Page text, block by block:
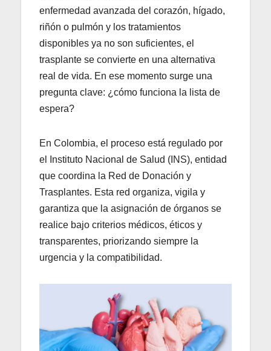
enfermedad avanzada del corazón, hígado,
riñón o pulmón y los tratamientos
disponibles ya no son suficientes, el
trasplante se convierte en una alternativa
real de vida. En ese momento surge una
pregunta clave: ¿cómo funciona la lista de
espera?
En Colombia, el proceso está regulado por
el Instituto Nacional de Salud (INS), entidad
que coordina la Red de Donación y
Trasplantes. Esta red organiza, vigila y
garantiza que la asignación de órganos se
realice bajo criterios médicos, éticos y
transparentes, priorizando siempre la
urgencia y la compatibilidad.